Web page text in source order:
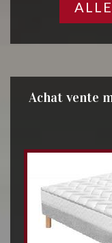
Achat vente